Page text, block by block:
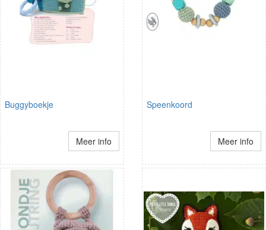
Buggyboekje
Meer info
Speenkoord
Meer info